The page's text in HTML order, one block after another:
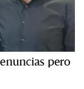
pero